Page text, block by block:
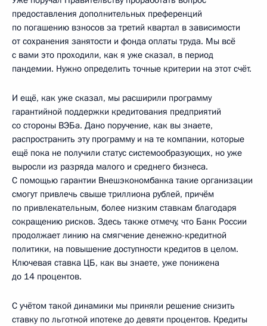
предоставления дополнительных преференций
по погашению взносов за третий квартал в зависимости
от сохранения занятости и фонда оплаты труда. Мы всё
с вами это проходили, как я уже сказал, в период
пандемии. Нужно определить точные критерии на этот счёт.
И ещё, как уже сказал, мы расширили программу
гарантийной поддержки кредитования предприятий
со стороны ВЭБа. Дано поручение, как вы знаете,
распространить эту программу и на те компании, которые
ещё пока не получили статус системообразующих, но уже
выросли из разряда малого и среднего бизнеса.
С помощью гарантии Внешэкономбанка такие организации
смогут привлечь свыше триллиона рублей, причём
по привлекательным, более низким ставкам благодаря
сокращению рисков. Здесь также отмечу, что Банк России
продолжает линию на смягчение денежно-кредитной
политики, на повышение доступности кредитов в целом.
Ключевая ставка ЦБ, как вы знаете, уже понижена
до 14 процентов.
С учётом такой динамики мы приняли решение снизить
ставку по льготной ипотеке до девяти процентов. Кредиты